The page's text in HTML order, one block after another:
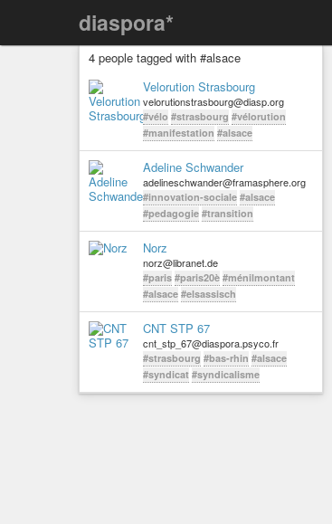
diaspora*
4 people tagged with #alsace
Velorution Strasbourg
velorutionstrasbourg@diasp.org
#vélo #strasbourg #vélorution
#manifestation #alsace
Adeline Schwander
adelineschwander@framasphere.org
#innovation-sociale #alsace
#pedagogie #transition
Norz
norz@libranet.de
#paris #paris20è #ménilmontant
#alsace #elsassisch
CNT STP 67
cnt_stp_67@diaspora.psyco.fr
#strasbourg #bas-rhin #alsace
#syndicat #syndicalisme